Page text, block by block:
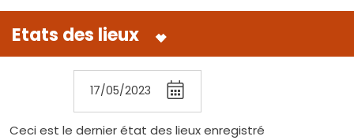
Etats des lieux
17/05/2023
Ceci est le dernier état des lieux enregistré